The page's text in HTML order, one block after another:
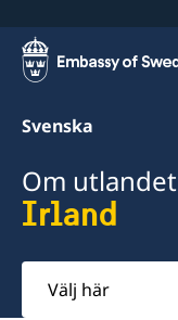
Svenska
Om utlandet
Irland
Välj
här